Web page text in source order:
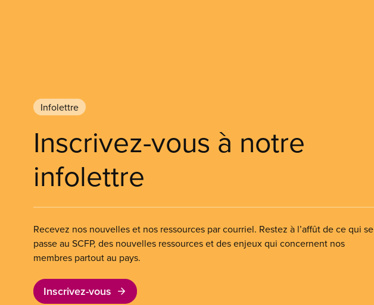
Infolettre
Inscrivez-vous à notre
infolettre
Recevez nos nouvelles et nos ressources par courriel. Restez à l’affût de ce qui se
passe au SCFP, des nouvelles ressources et des enjeux qui concernent nos
membres partout au pays.
Inscrivez-vous